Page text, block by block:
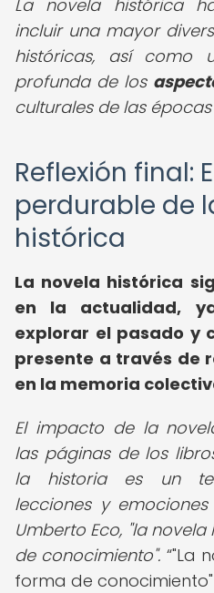
La novela histórica
incluir una mayor
históricas, así como
profunda de los
culturales de las
Reflexión final:
perdurable de
histórica
La novela histórica
en la actualidad,
explorar el pasado y
presente a través de
en la memoria
El impacto de la
las páginas de los
la historia es un
lecciones y
Umberto Eco, "la
de conocimiento". "La
forma de